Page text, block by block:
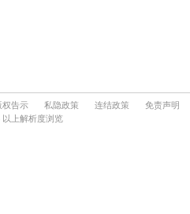
权告示 私隐政策 连结政策
免责声明
以上解析度浏览